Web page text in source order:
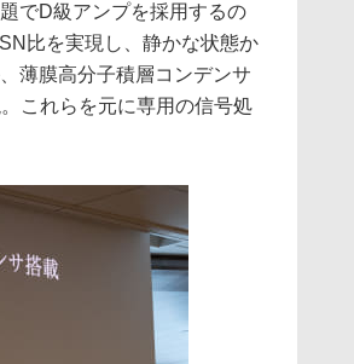
でD級アンプを採用するの
比を実現し、静かな状態か
薄膜高分子積層コンデンサ
これらを元に専用の信号処